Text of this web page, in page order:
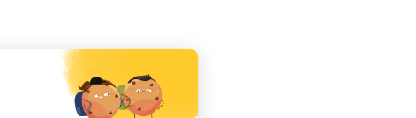
Je suis
Au collège